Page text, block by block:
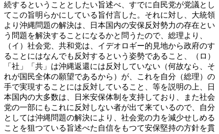
続するということとしたい旨述べ、すでに自民党が党議とし
てこの旨明らかにしている旨付言した。それに対し、大統領
より沖縄問題の解決は、日本国内の安保反対勢力の存在とい
う問題を解決することになるかと問うたので、総理より、
（イ）社会党、共和党は、イデオロギー的見地から政府のす
ることにはなんでも反対するという姿勢であること、（ロ）
「社」「共」は沖縄返還には反対していない（何故なら、そ
れが国民全体の願望であるから）が、これを自分（総理）の
手で実現することには反対していること、等を説明の上、日
本国内の大多数は、日米安保体制を支持しており、また社会
党の一部にもこれに反対しない者が出て来ているので、自分
としては沖縄問題の解決により、社会党の力を減少せしめる
ことを狙つている旨述べた自信をもつて安保堅持の方針を貫